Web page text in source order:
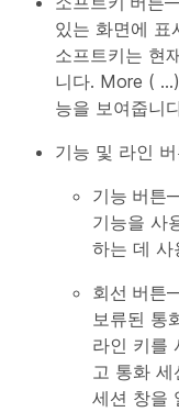
있는 화면에 표
소프트키는 현
니다. More (
능을 보여줍니
기능 및 라인
기능 버튼
기능을 사
하는 데 사
회선 버튼
보류된 통
라인 키를
고 통화
세션 창을